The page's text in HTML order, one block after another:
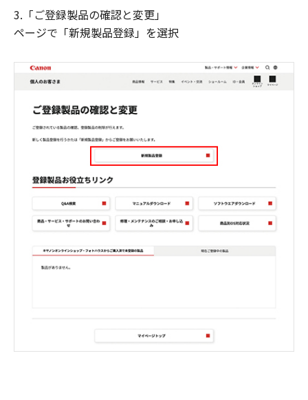
3.「ご登録製品の確認と変更」
ページで「新規製品登録」を選択